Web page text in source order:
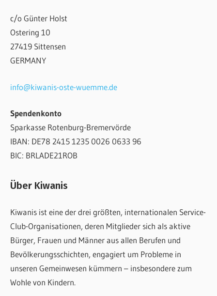
c/o Günter Holst
Ostering 10
27419 Sittensen
GERMANY
info@kiwanis-oste-wuemme.de
Spendenkonto
Sparkasse Rotenburg-Bremervörde
IBAN: DE78 2415 1235 0026 0633 96
BIC: BRLADE21ROB
Über Kiwanis
Kiwanis ist eine der drei größten, internationalen Service-
Club-Organisationen, deren Mitglieder sich als aktive
Bürger, Frauen und Männer aus allen Berufen und
Bevölkerungsschichten, engagiert um Probleme in
unseren Gemeinwesen kümmern – insbesondere zum
Wohle von Kindern.